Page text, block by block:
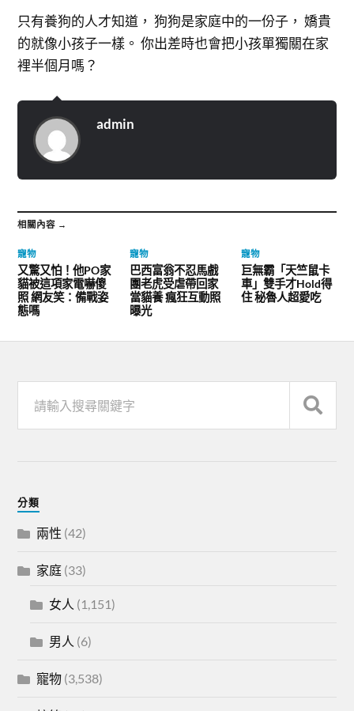
只有養狗的人才知道， 狗狗是家庭中的一份子， 嬌貴
的就像小孩子一樣。 你出差時也會把小孩單獨關在家
裡半個月嗎？
admin
相關內容 →
寵物
又驚又怕！他PO家
貓被這項家電嚇傻
照 網友笑：備戰姿
態嗎
寵物
巴西富翁不忍馬戲
團老虎受虐帶回家
當貓養 瘋狂互動照
曝光
寵物
巨無霸「天竺鼠卡
車」雙手才Hold得
住 秘魯人超愛吃
分類
兩性 (42)
家庭 (33)
女人 (1,151)
男人 (6)
寵物 (3,538)